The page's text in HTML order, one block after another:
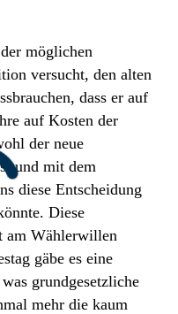
möglichen
versucht, den alten
dass er auf
auf Kosten der
der neue
und mit dem
diese Entscheidung
Diese
am Wählerwillen
gäbe es eine
grundgesetzliche
mehr die kaum